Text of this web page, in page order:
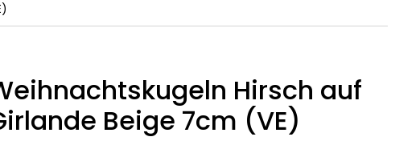
Hirsch auf
Beige 7cm (VE)